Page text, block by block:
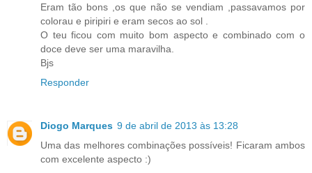
Eram tão bons ,os que não se vendiam ,passavamos por
colorau e piripiri e eram secos ao sol .
O teu ficou com muito bom aspecto e combinado com o
doce deve ser uma maravilha.
Bjs
Responder
Diogo Marques 9 de abril de 2013 às 13:28
Uma das melhores combinações possíveis! Ficaram ambos
com excelente aspecto :)